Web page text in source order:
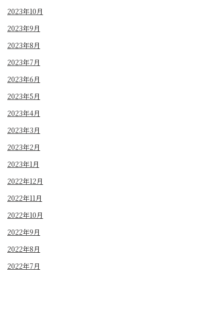
2023年10月
2023年9月
2023年8月
2023年7月
2023年6月
2023年5月
2023年4月
2023年3月
2023年2月
2023年1月
2022年12月
2022年11月
2022年10月
2022年9月
2022年8月
2022年7月